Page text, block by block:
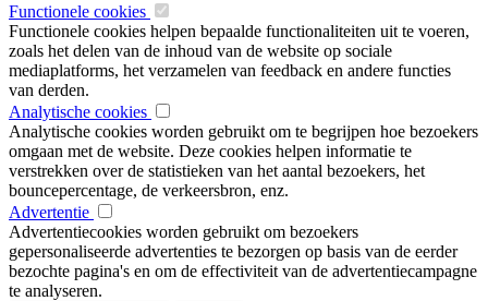
Functionele cookies
Functionele cookies helpen bepaalde functionaliteiten uit te voeren,
zoals het delen van de inhoud van de website op sociale
mediaplatforms, het verzamelen van feedback en andere functies
van derden.
Analytische cookies
Analytische cookies worden gebruikt om te begrijpen hoe bezoekers
omgaan met de website. Deze cookies helpen informatie te
verstrekken over de statistieken van het aantal bezoekers, het
bouncepercentage, de verkeersbron, enz.
Advertentie
Advertentiecookies worden gebruikt om bezoekers
gepersonaliseerde advertenties te bezorgen op basis van de eerder
bezochte pagina's en om de effectiviteit van de advertentiecampagne
te analyseren.